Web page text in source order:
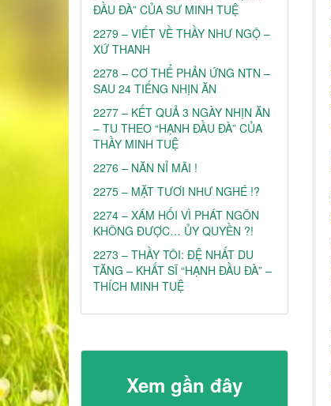
ĐẦU ĐÀ” CỦA SƯ MINH TUỆ
2279 – VIẾT VỀ THẦY NHƯ NGỘ –
XỨ THANH
2278 – CƠ THỂ PHẢN ỨNG NTN –
SAU 24 TIẾNG NHỊN ĂN
2277 – KẾT QUẢ 3 NGÀY NHỊN ĂN
– TU THEO “HẠNH ĐẦU ĐÀ” CỦA
THẦY MINH TUỆ
2276 – NĂN NỈ MÃI !
2275 – MẶT TƯƠI NHƯ NGHÉ !?
2274 – XÁM HỐI VÌ PHÁT NGÔN
KHÔNG ĐƯỢC… ỦY QUYỀN ?!
2273 – THẦY TÔI: ĐỆ NHẤT DU
TĂNG – KHẤT SĨ “HẠNH ĐẦU ĐÀ” –
THÍCH MINH TUỆ
Xem gần đây